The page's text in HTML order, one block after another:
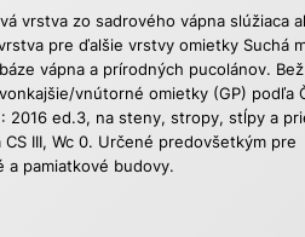
vrstva zo sadrového vápna slúžiaca
pre ďalšie vrstvy omietky Suchá
vápna a prírodných pucolánov.
vnútorné omietky (GP) podľa
2016 ed.3, na steny, stropy, stĺpy a
CS III, Wc 0. Určené predovšetkým pre
a pamiatkové budovy.